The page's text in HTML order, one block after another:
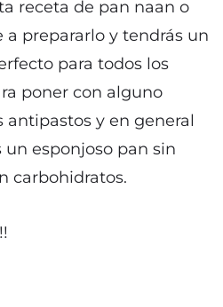
receta de pan naan o
prepararlo y tendrás un
para todos los
poner con alguno
antipastos y en general
esponjoso pan sin
carbohidratos.